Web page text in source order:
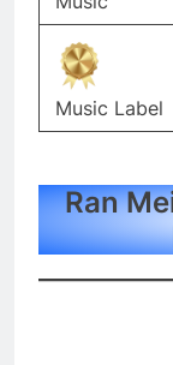
Music Label
Ran